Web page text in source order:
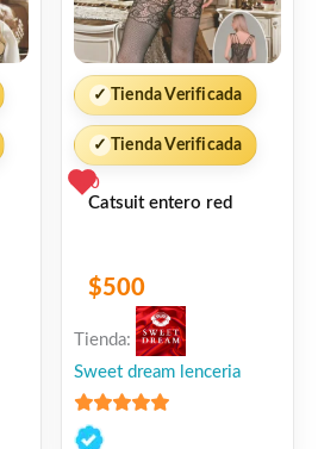
de manos
al desgaste
variedad de colores
✓ Tienda Verificada
✓ Tienda Verificada
0
Catsuit entero red
$500
Tienda:
Sweet dream lenceria
5de 5